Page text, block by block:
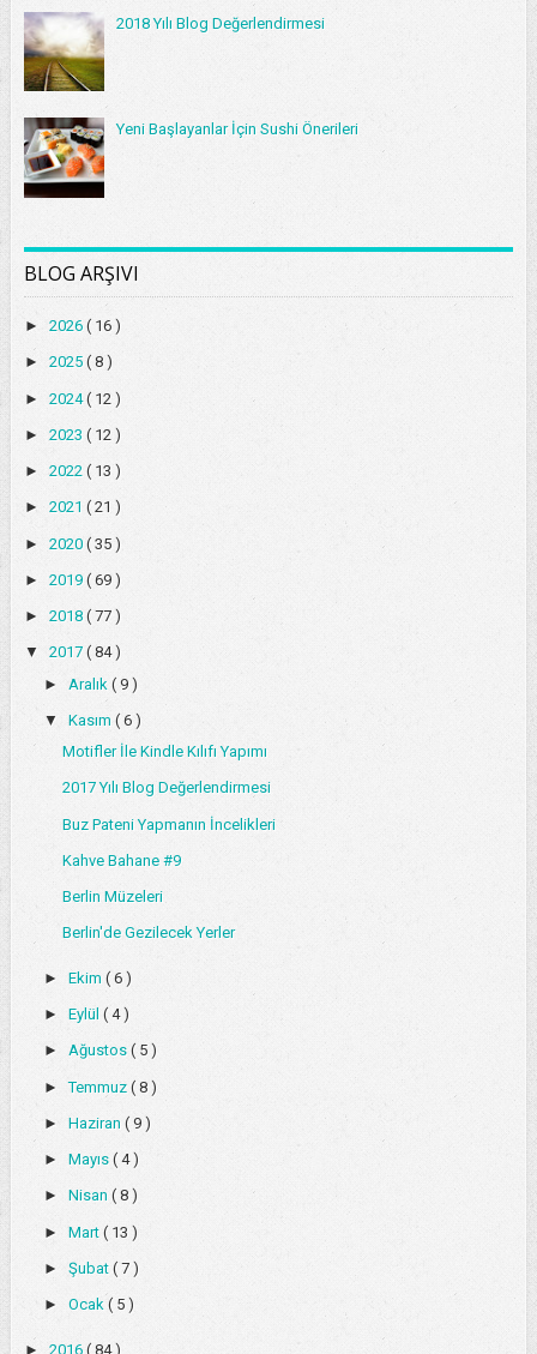
2018 Yılı Blog Değerlendirmesi
Yeni Başlayanlar İçin Sushi Önerileri
BLOG ARŞIVI
► 2026 ( 16 )
► 2025 ( 8 )
► 2024( 12 )
► 2023 ( 12 )
► 2022 ( 13 )
► 2021 ( 21 )
► 2020 ( 35 )
► 2019 ( 69 )
► 2018 ( 77 )
▼ 2017 ( 84 )
► Aralık ( 9 )
▼ Kasım ( 6 )
Motifler İle Kindle Kılıfı Yapımı
2017 Yılı Blog Değerlendirmesi
Buz Pateni Yapmanın İncelikleri
Kahve Bahane #9
Berlin Müzeleri
Berlin'de Gezilecek Yerler
► Ekim ( 6 )
► Eylül ( 4 )
► Ağustos ( 5 )
►Temmuz ( 8 )
► Haziran ( 9 )
► Mayıs ( 4 )
► Nisan ( 8 )
► Mart ( 13 )
► Şubat ( 7 )
► Ocak ( 5 )
► 2016 ( 84 )